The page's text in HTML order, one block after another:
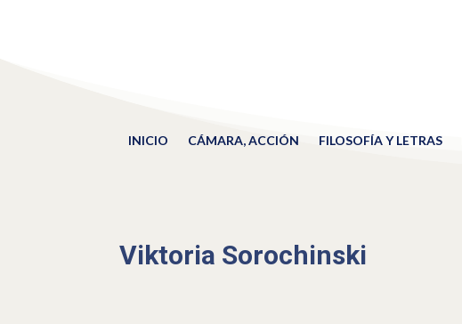
INICIO CÁMARA, ACCIÓN FILOSOFÍA Y LETRAS
Viktoria Sorochinski